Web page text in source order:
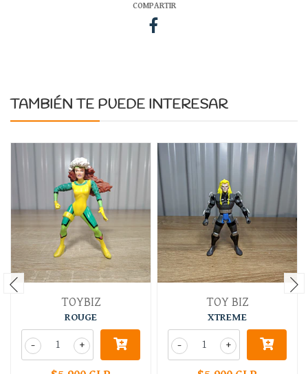
COMPARTIR
TAMBIÉN TE PUEDE INTERESAR
TOYBIZ
ROUGE
+
-
TOY BIZ
XTREME
+
-